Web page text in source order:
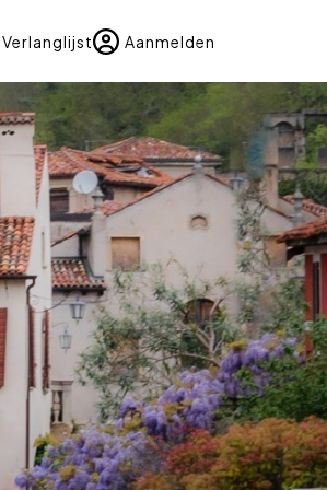
Verlanglijst Aanmelden